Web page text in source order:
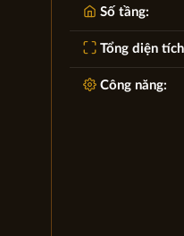
Số tầng:
Tổng diện
Công năng: